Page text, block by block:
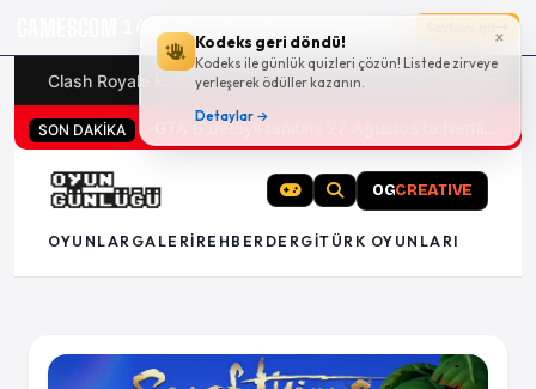
×
Kodeks geri döndü!
Kodeks ile günlük quizleri çözün! Listede zirveye
yerleşerek ödüller kazanın.
Detaylar →
16g 16:46:40
Clash Royale kodları Türk oyunları (PC ve konsollar) -
SON DAKİKA
OGCREATIVE
OYUNLAR GALERI REHBER DERGITÜRK OYUNLARI